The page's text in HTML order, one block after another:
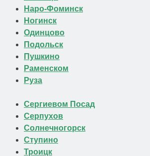
Наро-Фоминск
Ногинск
Одинцово
Подольск
Пушкино
Раменском
Руза
Сергиевом Посад
Серпухов
Солнечногорск
Ступино
Троицк